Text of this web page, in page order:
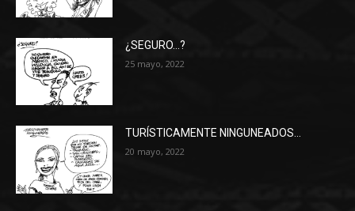
¿SEGURO…?
25 mayo, 2022
TURÍSTICAMENTE NINGUNEADOS…
20 mayo, 2022